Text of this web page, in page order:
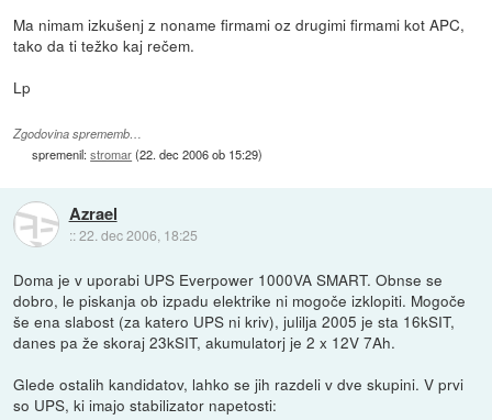
Ma nimam izkušenj z noname firmami oz drugimi firmami kot APC,
tako da ti težko kaj rečem.
Lp
Zgodovina sprememb…
spremenil:stromar(22. dec 2006 ob 15:29)
Azrael
::22. dec 2006, 18:25
Doma je v uporabi UPS Everpower 1000VA SMART. Obnse se
dobro, le piskanja ob izpadu elektrike ni mogoče izklopiti. Mogoče
še ena slabost (za katero UPS ni kriv), julilja 2005 je sta 16kSIT,
danes pa že skoraj 23kSIT, akumulatorj je 2 x 12V 7Ah.
Glede ostalih kandidatov, lahko se jih razdeli v dve skupini. V prvi
so UPS, ki imajo stabilizator napetosti: